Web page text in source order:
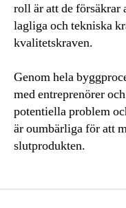
roll är att de
lagliga och tekniska
kvalitetskraven.
Genom hela
med entreprenörer
potentiella problem
är oumbärliga för att
slutprodukten.